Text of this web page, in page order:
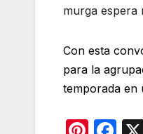
murga espera
Con esta
para la
temporada en